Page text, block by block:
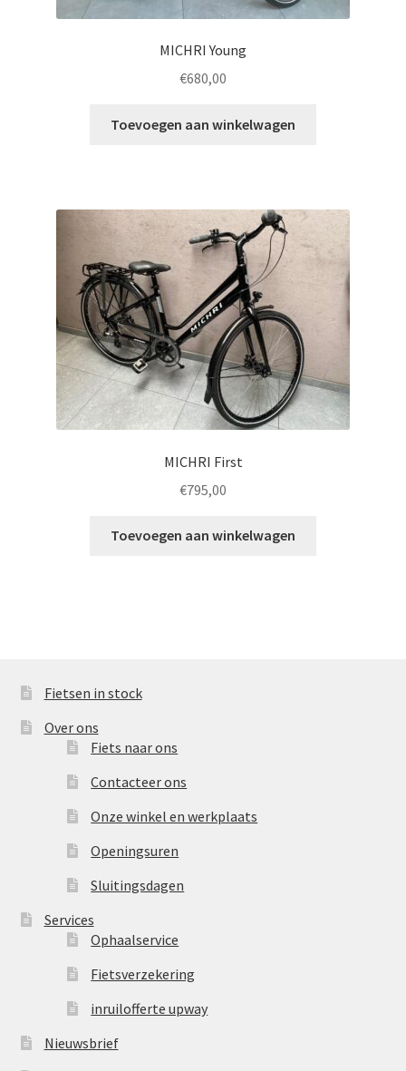
MICHRI Young
€680,00
Toevoegen aan winkelwagen
MICHRI First
€795,00
Toevoegen aan winkelwagen
Fietsen in stock
Over ons
Fiets naar ons
Contacteer ons
Onze winkel en werkplaats
Openingsuren
Sluitingsdagen
Services
Ophaalservice
Fietsverzekering
inruilofferte upway
Nieuwsbrief